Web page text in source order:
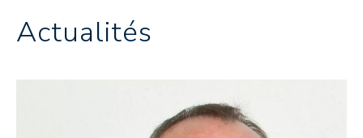
Actualités